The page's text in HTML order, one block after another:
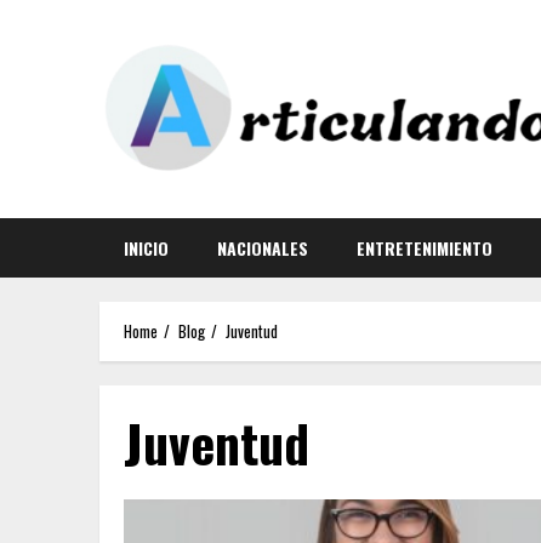
INICIO NACIONALES ENTRETENIMIENTO
Home Blog Juventud
Juventud